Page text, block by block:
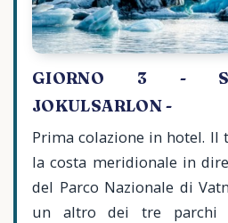
GIORNO 3 -
JOKULSARLON -
Prima colazione in hotel. Il
la costa meridionale in
del Parco Nazionale di
un altro dei tre parchi